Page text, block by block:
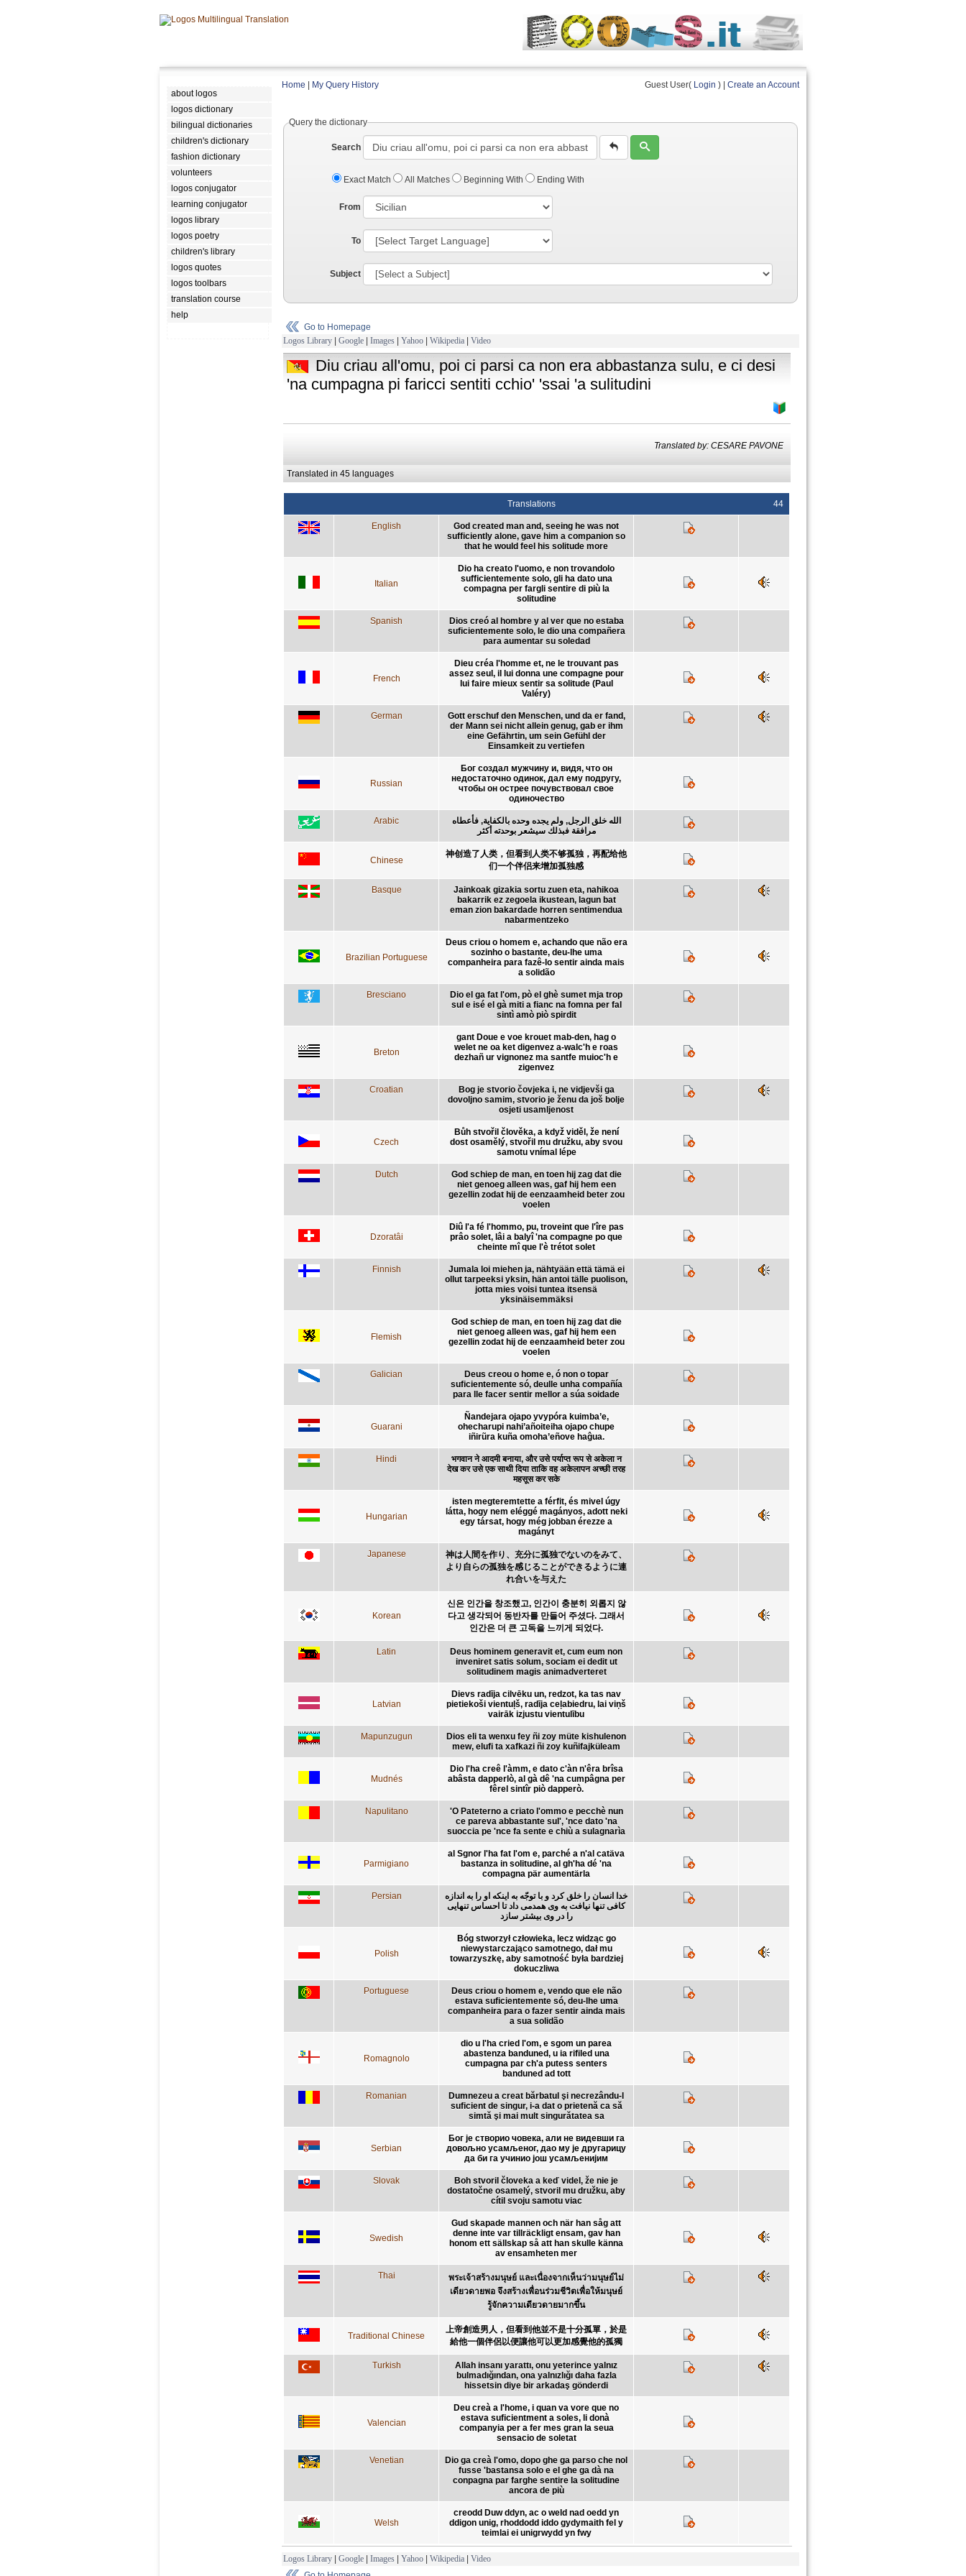
about logos
logos dictionary
bilingual dictionaries
children's dictionary
fashion dictionary
volunteers
logos conjugator
learning conjugator
logos library
logos poetry
children's library
logos quotes
logos toolbars
translation course
help
Home My Query History Guest User( Login ) | Create an Account
Query the dictionary
Search
Exact Match All Matches Beginning With Ending With
From
To
Subject
Go to Homepage
Logos Library | Google | Images | Yahoo | Wikipedia | Video
Diu criau all'omu, poi ci parsi ca non era abbastanza sulu, e ci desi
'na cumpagna pi faricci sentiti cchio' 'ssai 'a sulitudini
Translated by: CESARE PAVONE
Translated in 45 languages
Translations 44
English
God created man and, seeing he was not
sufficiently alone, gave him a companion so
that he would feel his solitude more
Italian
Dio ha creato l'uomo, e non trovandolo
sufficientemente solo, gli ha dato una
compagna per fargli sentire di più la
solitudine
Spanish
Dios creó al hombre y al ver que no estaba
suficientemente solo, le dio una compañera
para aumentar su soledad
French
Dieu créa l'homme et, ne le trouvant pas
assez seul, il lui donna une compagne pour
lui faire mieux sentir sa solitude (Paul
Valéry)
German
Gott erschuf den Menschen, und da er fand,
der Mann sei nicht allein genug, gab er ihm
eine Gefährtin, um sein Gefühl der
Einsamkeit zu vertiefen
Russian
Бог создал мужчину и, видя, что он
недостаточно одинок, дал ему подругу,
чтобы он острее почувствовал свое
одиночество
Arabic
الله خلق الرجل, ولم يجده وحده بالكفاية, فأعطاه
مرافقة فبذلك سيشعر بوحدته أكثر
Chinese
神创造了人类，但看到人类不够孤独，再配给他
们一个伴侣来增加孤独感
Basque
Jainkoak gizakia sortu zuen eta, nahikoa
bakarrik ez zegoela ikustean, lagun bat
eman zion bakardade horren sentimendua
nabarmentzeko
Brazilian Portuguese
Deus criou o homem e, achando que não era
sozinho o bastante, deu-lhe uma
companheira para fazê-lo sentir ainda mais
a solidão
Bresciano
Dio el ga fat l'om, pò el ghè sumet mja trop
sul e isé el gà miti a fianc na fomna per fal
sintì amò piò spirdit
Breton
gant Doue e voe krouet mab-den, hag o
welet ne oa ket digenvez a-walc'h e roas
dezhañ ur vignonez ma santfe muioc'h e
zigenvez
Croatian
Bog je stvorio čovjeka i, ne vidjevši ga
dovoljno samim, stvorio je ženu da još bolje
osjeti usamljenost
Czech
Bůh stvořil člověka, a když viděl, že není
dost osamělý, stvořil mu družku, aby svou
samotu vnímal lépe
Dutch
God schiep de man, en toen hij zag dat die
niet genoeg alleen was, gaf hij hem een
gezellin zodat hij de eenzaamheid beter zou
voelen
Dzoratâi
Diû l'a fé l'hommo, pu, troveint que l'îre pas
prâo solet, lâi a balyî 'na compagne po que
cheinte mî que l'è trétot solet
Finnish
Jumala loi miehen ja, nähtyään että tämä ei
ollut tarpeeksi yksin, hän antoi tälle puolison,
jotta mies voisi tuntea itsensä
yksinäisemmäksi
Flemish
God schiep de man, en toen hij zag dat die
niet genoeg alleen was, gaf hij hem een
gezellin zodat hij de eenzaamheid beter zou
voelen
Galician
Deus creou o home e, ó non o topar
suficientemente só, deulle unha compañía
para lle facer sentir mellor a súa soidade
Guarani
Ñandejara ojapo yvypóra kuimba’e,
ohecharupi nahi’añoiteiha ojapo chupe
iñirũra kuña omoha’eñove haĝua.
Hindi
भगवान ने आदमी बनाया, और उसे पर्याप्त रूप से अकेला न
देख कर उसे एक साथी दिया ताकि वह अकेलापन अच्छी तरह
महसूस कर सके
Hungarian
isten megteremtette a férfit, és mivel úgy
látta, hogy nem eléggé magányos, adott neki
egy társat, hogy még jobban érezze a
magányt
Japanese
神は人間を作り、充分に孤独でないのをみて、
より自らの孤独を感じることができるように連
れ合いを与えた
Korean
신은 인간을 창조했고, 인간이 충분히 외롭지 않
다고 생각되어 동반자를 만들어 주셨다. 그래서
인간은 더 큰 고독을 느끼게 되었다.
Latin
Deus hominem generavit et, cum eum non
inveniret satis solum, sociam ei dedit ut
solitudinem magis animadverteret
Latvian
Dievs radīja cilvēku un, redzot, ka tas nav
pietiekoši vientuļš, radīja ceļabiedru, lai viņš
vairāk izjustu vientulību
Mapunzugun
Dios eli ta wenxu fey ñi zoy müte kishulenon
mew, elufi ta xafkazi ñi zoy kuñifajküleam
Mudnés
Dio l'ha creê l'àmm, e dato c'àn n'êra brîsa
abâsta dapperlò, al gà dê 'na cumpâgna per
fêrel sintîr piò dapperò.
Napulitano
'O Pateterno a criato l'ommo e pecchè nun
ce pareva abbastante sul', 'nce dato 'na
suoccia pe 'nce fa sente e chiù a sulagnarìa
Parmigiano
al Sgnor l'ha fat l'om e, parché a n'al catäva
bastanza in solitudine, al gh'ha dé 'na
compagna pär aumentärla
Persian
خدا انسان را خلق کرد و با توجّه به اينکه او را به اندازه
کافی تنها نيافت به وی همدمی داد تا احساس تنهايی
را در وی بيشتر سازد
Polish
Bóg stworzył człowieka, lecz widząc go
niewystarczająco samotnego, dał mu
towarzyszkę, aby samotność była bardziej
dokuczliwa
Portuguese
Deus criou o homem e, vendo que ele não
estava suficientemente só, deu-lhe uma
companheira para o fazer sentir ainda mais
a sua solidão
Romagnolo
dio u l'ha cried l'om, e sgom un parea
abastenza banduned, u ia rifiled una
cumpagna par ch'a putess senters
banduned ad tott
Romanian
Dumnezeu a creat bărbatul şi necrezându-l
suficient de singur, i-a dat o prietenă ca să
simtă şi mai mult singurătatea sa
Serbian
Бог је створио човека, али не видевши га
довољно усамљеног, дао му је другарицу
да би га учинио још усамљенијим
Slovak
Boh stvoril človeka a keď videl, že nie je
dostatočne osamelý, stvoril mu družku, aby
cítil svoju samotu viac
Swedish
Gud skapade mannen och när han såg att
denne inte var tillräckligt ensam, gav han
honom ett sällskap så att han skulle känna
av ensamheten mer
Thai
พระเจ้าสร้างมนุษย์ และเนื่องจากเห็นว่ามนุษย์ไม่
เดียวดายพอ จึงสร้างเพื่อนร่วมชีวิตเพื่อให้มนุษย์
รู้จักความเดียวดายมากขึ้น
Traditional Chinese
上帝創造男人，但看到他並不是十分孤單，於是
給他一個伴侶以便讓他可以更加感覺他的孤獨
Turkish
Allah insanı yarattı, onu yeterince yalnız
bulmadığından, ona yalnızlığı daha fazla
hissetsin diye bir arkadaş gönderdi
Valencian
Deu creà a l'home, i quan va vore que no
estava suficientment a soles, li donà
companyia per a fer mes gran la seua
sensacio de soletat
Venetian
Dio ga creà l'omo, dopo ghe ga parso che nol
fusse 'bastansa solo e el ghe ga dà na
conpagna par farghe sentire la solitudine
ancora de più
Welsh
creodd Duw ddyn, ac o weld nad oedd yn
ddigon unig, rhoddodd iddo gydymaith fel y
teimlai ei unigrwydd yn fwy
Logos Library | Google | Images | Yahoo | Wikipedia | Video